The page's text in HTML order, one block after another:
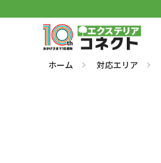
ホーム 対応エリア